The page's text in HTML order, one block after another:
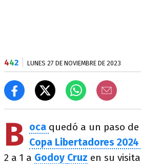
442 LUNES 27 DE NOVIEMBRE DE 2023
B oca quedó a un paso
Copa Libertadores 2024
2 a 1 a Godoy Cruz en su